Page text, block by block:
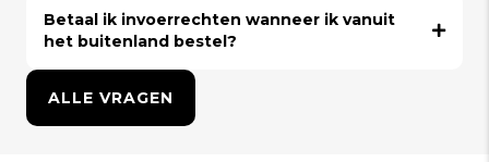
Betaal ik invoerrechten wanneer ik vanuit
het buitenland bestel?
ALLE VRAGEN